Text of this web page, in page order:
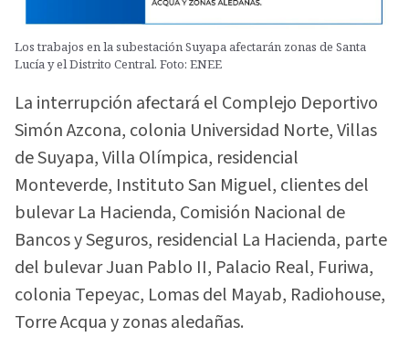
Los trabajos en la subestación Suyapa afectarán zonas de Santa
Lucía y el Distrito Central. Foto: ENEE
La interrupción afectará el Complejo Deportivo
Simón Azcona, colonia Universidad Norte, Villas
de Suyapa, Villa Olímpica, residencial
Monteverde, Instituto San Miguel, clientes del
bulevar La Hacienda, Comisión Nacional de
Bancos y Seguros, residencial La Hacienda, parte
del bulevar Juan Pablo II, Palacio Real, Furiwa,
colonia Tepeyac, Lomas del Mayab, Radiohouse,
Torre Acqua y zonas aledañas.